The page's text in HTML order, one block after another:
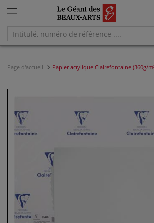
Page d'accueil Papier acrylique Clairefontaine (360g/